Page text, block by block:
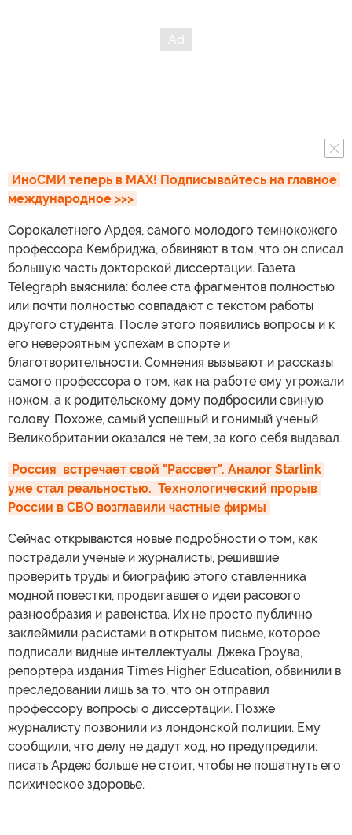
ИноСМИ теперь в MAX! Подписывайтесь на главное
международное >>>
Сорокалетнего Ардея, самого молодого темнокожего
профессора Кембриджа, обвиняют в том, что он списал
большую часть докторской диссертации. Газета
Telegraph выяснила: более ста фрагментов полностью
или почти полностью совпадают с текстом работы
другого студента. После этого появились вопросы и к
его невероятным успехам в спорте и
благотворительности. Сомнения вызывают и рассказы
самого профессора о том, как на работе ему угрожали
ножом, а к родительскому дому подбросили свиную
голову. Похоже, самый успешный и гонимый ученый
Великобритании оказался не тем, за кого себя выдавал.
Россия  встречает свой "Рассвет". Аналог Starlink
уже стал реальностью.  Технологический прорыв
России в СВО возглавили частные фирмы
Сейчас открываются новые подробности о том, как
пострадали ученые и журналисты, решившие
проверить труды и биографию этого ставленника
модной повестки, продвигавшего идеи расового
разнообразия и равенства. Их не просто публично
заклеймили расистами в открытом письме, которое
подписали видные интеллектуалы. Джека Гроува,
репортера издания Times Higher Education, обвинили в
преследовании лишь за то, что он отправил
профессору вопросы о диссертации. Позже
журналисту позвонили из лондонской полиции. Ему
сообщили, что делу не дадут ход, но предупредили:
писать Ардею больше не стоит, чтобы не пошатнуть его
психическое здоровье.